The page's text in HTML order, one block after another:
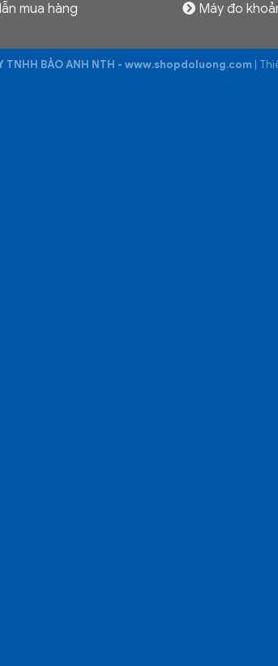
mua hàng
Máy đo
TNHH BẢO ANH NTH - www.shopdoluong.com |